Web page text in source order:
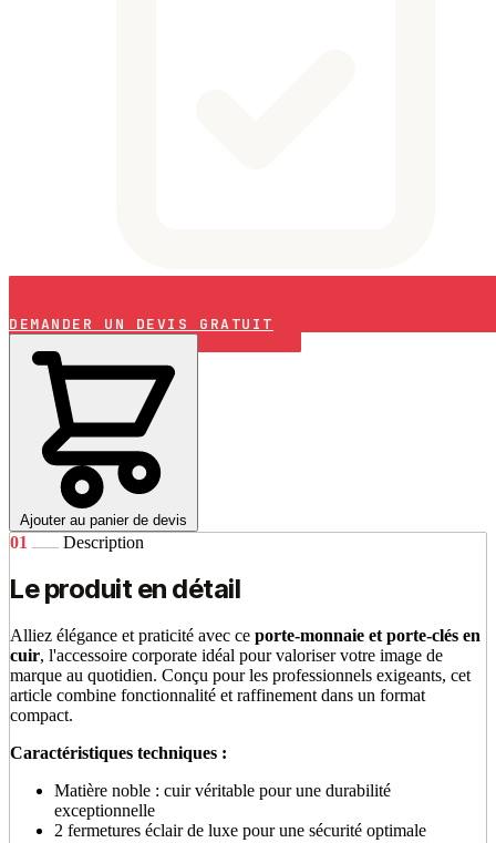
DEMANDER UN DEVIS GRATUIT
Ajouter au panier de devis
01 Description
Le produit en détail
Alliez élégance et praticité avec ce porte-monnaie et porte-clés en
cuir, l'accessoire corporate idéal pour valoriser votre image de
marque au quotidien. Conçu pour les professionnels exigeants, cet
article combine fonctionnalité et raffinement dans un format
compact.
Caractéristiques techniques :
Matière noble : cuir véritable pour une durabilité
exceptionnelle
2 fermetures éclair de luxe pour une sécurité optimale